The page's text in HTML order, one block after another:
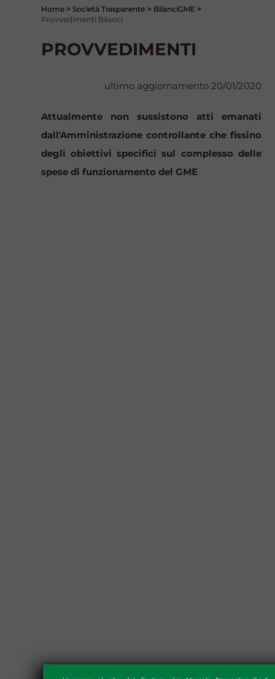
Home > Società Trasparente > BilanciGME >
Provvedimenti Bilanci
PROVVEDIMENTI
ultimo aggiornamento 20/01/2020
Attualmente non sussistono atti emanati
dall'Amministrazione controllante che fissino
degli obiettivi specifici sul complesso delle
spese di funzionamento del GME